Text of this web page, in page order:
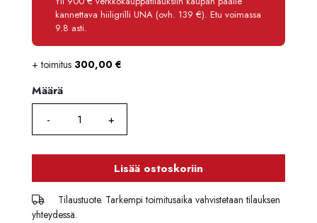
Maksettava yhteensä
5 594,80 €
kannettava hiiligrilli UNA (ovh. 139 €). Etu voimassa
9.8 asti.
+ toimitus 300,00 €
Määrä
Määrä
Lisää ostoskoriin
Tilaustuote. Tarkempi toimitusaika vahvistetaan tilauksen
yhteydessä.